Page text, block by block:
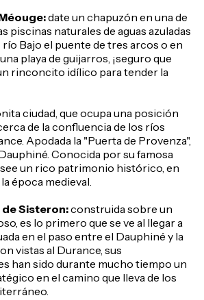
date un chapuzón en una de
piscinas naturales de aguas azuladas
río Bajo el puente de tres arcos o en
playa de guijarros, ¡seguro que
rinconcito idílico para tender la
ciudad, que ocupa una posición
de la confluencia de los ríos
Apodada la "Puerta de Provenza",
Conocida por su famosa
un rico patrimonio histórico, en
época medieval.
de Sisteron:construida sobre un
es lo primero que se ve al llegar a
en el paso entre el Dauphiné y la
vistas al Durance, sus
han sido durante mucho tiempo un
en el camino que lleva de los